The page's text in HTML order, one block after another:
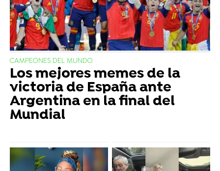
CAMPEONES DEL MUNDO
Los mejores memes de la
victoria de España ante
Argentina en la final del
Mundial